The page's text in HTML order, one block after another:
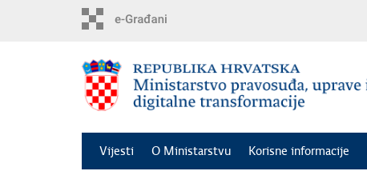
Vijesti O Ministarstvu Korisne informacije